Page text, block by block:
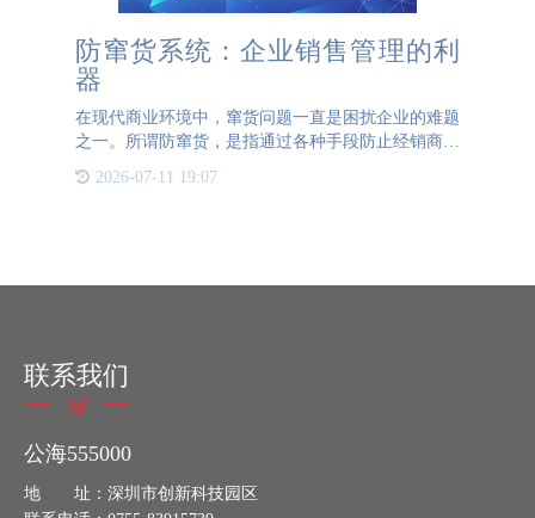
防窜货系统：企业销售管理的利
器
在现代商业环境中，窜货问题一直是困扰企业的难题
之一。所谓防窜货，是指通过各种手段防止经销商或
代理商将产品从一个市场区域销售到另一个市场区
域，以维护市场价格秩序和品牌声誉。为了有效解决
2026-07-11 19:07
联系我们
公海555000
地 址：深圳市创新科技园区